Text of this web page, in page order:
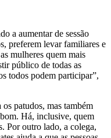
a aumentar de sessão
preferem levar familiares e
mulheres quem mais
público de todas as
todos podem participar”,
patudos, mas também
Há, inclusive, quem
Por outro lado, a colega,